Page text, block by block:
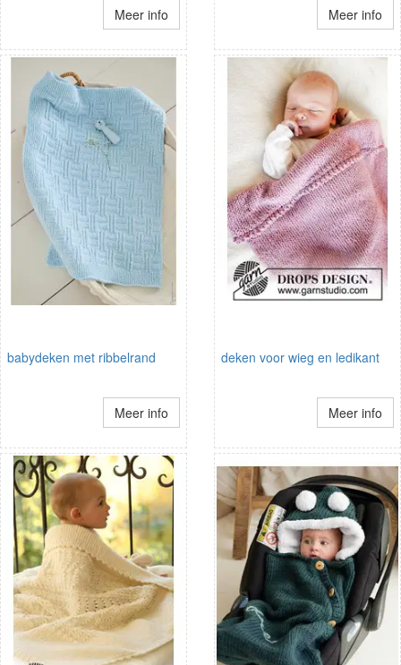
Meer info Meer info
babydeken met ribbelrand
Meer info
deken voor wieg en ledikant
Meer info